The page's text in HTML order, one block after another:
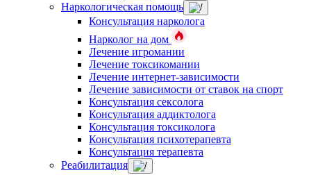
Наркологическая помощь
Консультация нарколога
Нарколог на дом
Лечение игромании
Лечение токсикомании
Лечение интернет-зависимости
Лечение зависимости от ставок на спорт
Консультация сексолога
Консультация аддиктолога
Консультация токсиколога
Консультация психотерапевта
Консультация терапевта
Реабилитация